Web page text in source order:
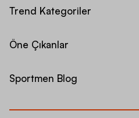
Trend Kategoriler
Öne Çıkanlar
Sportmen Blog